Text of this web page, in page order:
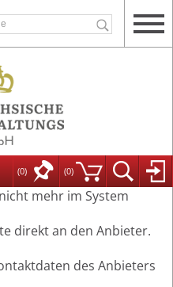
(0) (0)
mehr im System
direkt an den Anbieter.
des Anbieters